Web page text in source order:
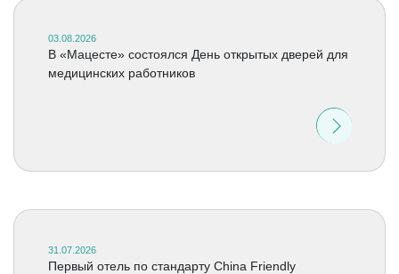
03.08.2026
В «Мацесте» состоялся День открытых дверей для
медицинских работников
31.07.2026
Первый отель по стандарту China Friendly